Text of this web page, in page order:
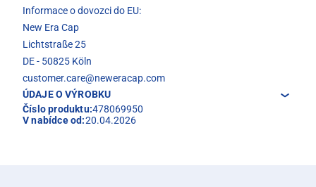
Informace o dovozci do EU:
New Era Cap
Lichtstraße 25
DE - 50825 Köln
customer.care@neweracap.com
ÚDAJE O VÝROBKU
Číslo produktu:478069950
V nabídce od:20.04.2026